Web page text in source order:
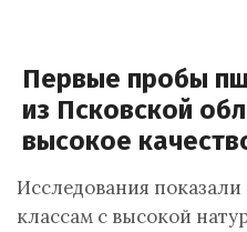
Первые пробы
из Псковской
высокое
Исследования показали
классам с высокой